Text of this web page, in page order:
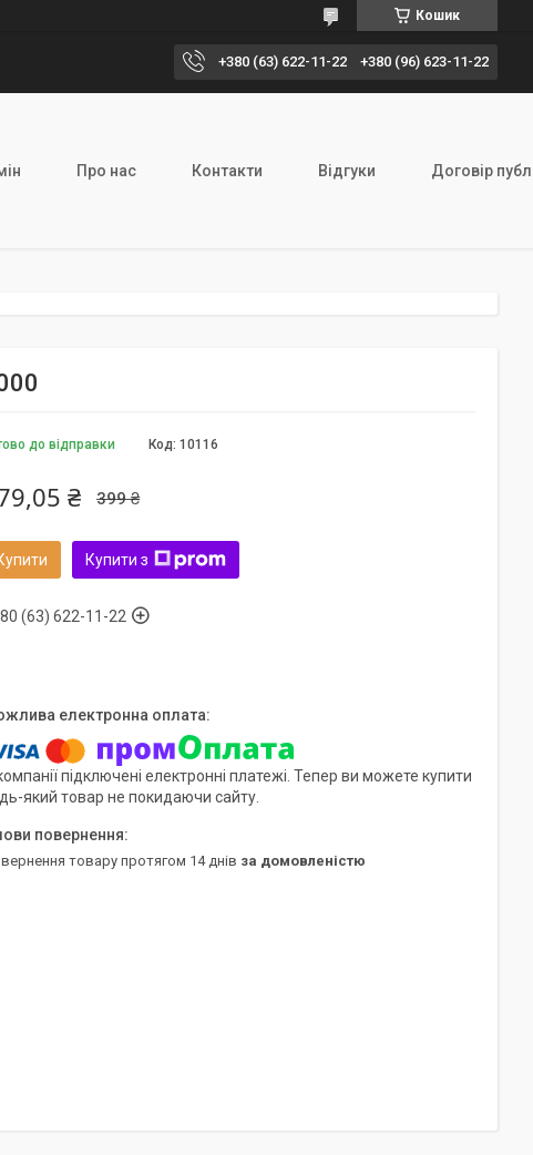
Кошик
+380 (63) 622-11-22 +380 (96) 623-11-22
Про нас Контакти Відгуки Договір
до відправки Код: 10116
399 ₴
₴
Купити з
(63) 622-11-22
підключені електронні платежі. Тепер ви можете купити
який товар не покидаючи сайту.
товару протягом 14 днів за домовленістю